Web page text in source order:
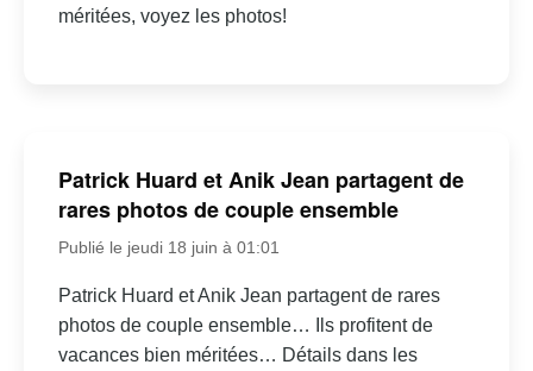
méritées, voyez les photos!
Patrick Huard et Anik Jean partagent de
rares photos de couple ensemble
Publié le jeudi 18 juin à 01:01
Patrick Huard et Anik Jean partagent de rares
photos de couple ensemble… Ils profitent de
vacances bien méritées… Détails dans les